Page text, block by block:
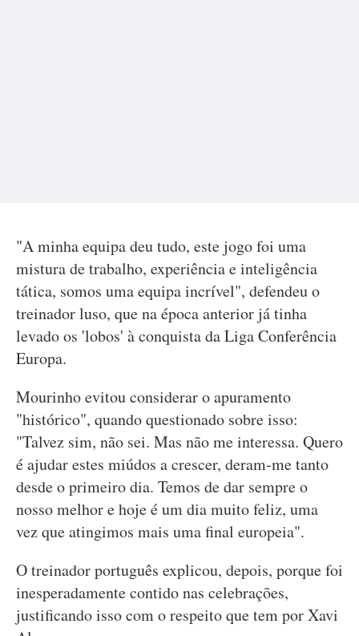
"A minha equipa deu tudo, este jogo foi uma
mistura de trabalho, experiência e inteligência
tática, somos uma equipa incrível", defendeu o
treinador luso, que na época anterior já tinha
levado os 'lobos' à conquista da Liga Conferência
Europa.
Mourinho evitou considerar o apuramento
"histórico", quando questionado sobre isso:
"Talvez sim, não sei. Mas não me interessa. Quero
é ajudar estes miúdos a crescer, deram-me tanto
desde o primeiro dia. Temos de dar sempre o
nosso melhor e hoje é um dia muito feliz, uma
vez que atingimos mais uma final europeia".
O treinador português explicou, depois, porque foi
inesperadamente contido nas celebrações,
justificando isso com o respeito que tem por Xavi